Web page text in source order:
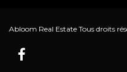
Abloom Real Estate Tous droits